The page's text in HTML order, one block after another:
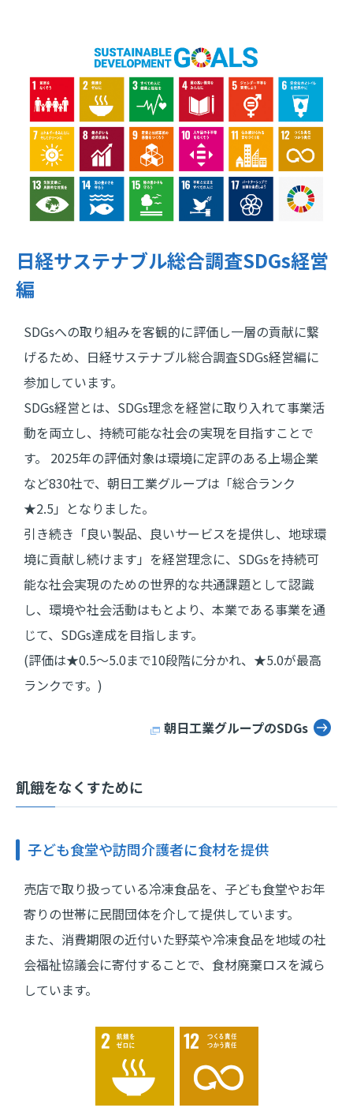
日経サステナブル総合調査SDGs経営
編
SDGsへの取り組みを客観的に評価し一層の貢献に繋
げるため、日経サステナブル総合調査SDGs経営編に
参加しています。
SDGs経営とは、SDGs理念を経営に取り入れて事業活
動を両立し、持続可能な社会の実現を目指すことで
す。 2025年の評価対象は環境に定評のある上場企業
など830社で、朝日工業グループは「総合ランク
★2.5」となりました。
引き続き「良い製品、良いサービスを提供し、地球環
境に貢献し続けます」を経営理念に、SDGsを持続可
能な社会実現のための世界的な共通課題として認識
し、環境や社会活動はもとより、本業である事業を通
じて、SDGs達成を目指します。
(評価は★0.5～5.0まで10段階に分かれ、★5.0が最高
ランクです。)
朝日工業グループのSDGs
飢餓をなくすために
子ども食堂や訪問介護者に食材を提供
売店で取り扱っている冷凍食品を、子ども食堂やお年
寄りの世帯に民間団体を介して提供しています。
また、消費期限の近付いた野菜や冷凍食品を地域の社
会福祉協議会に寄付することで、食材廃棄ロスを減ら
しています。